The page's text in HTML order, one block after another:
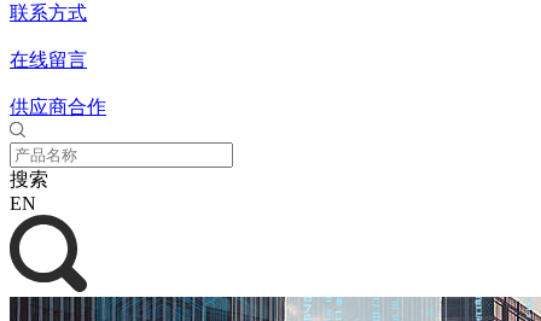
联系方式
在线留言
供应商合作
搜索
EN